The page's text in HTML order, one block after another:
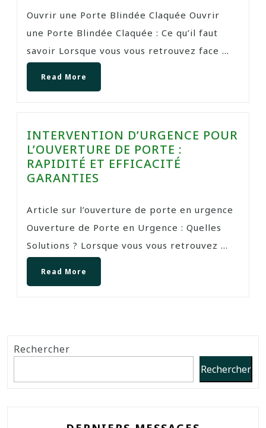
Ouvrir une Porte Blindée Claquée Ouvrir
une Porte Blindée Claquée : Ce qu’il faut
savoir Lorsque vous vous retrouvez face ...
Read More
INTERVENTION D’URGENCE POUR
L’OUVERTURE DE PORTE :
RAPIDITÉ ET EFFICACITÉ
GARANTIES
Article sur l’ouverture de porte en urgence
Ouverture de Porte en Urgence : Quelles
Solutions ? Lorsque vous vous retrouvez ...
Read More
Rechercher
Rechercher